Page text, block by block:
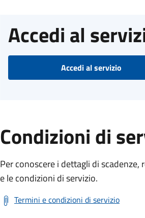
Accedi al
Accedi al servizio
Condizioni di
Per conoscere i dettagli di
e le condizioni di servizio.
Termini e condizioni di servizio